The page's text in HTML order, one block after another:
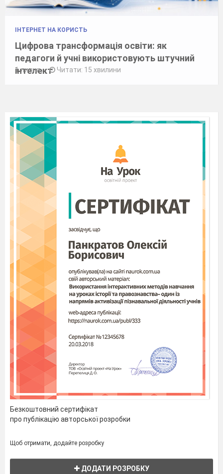
ІНТЕРНЕТ НА КОРИСТЬ
Цифрова трансформація освіти: як
педагоги й учні використовують штучний
інтелект
1 липня Читати: 15 хвилини
Безкоштовний сертифікат
про публікацію авторської розробки
Щоб отримати, додайте розробку
ДОДАТИ РОЗРОБКУ